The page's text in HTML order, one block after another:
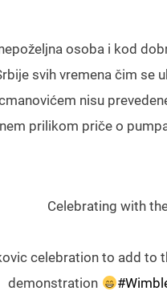
osoba i kod
svih vremena čim se
nisu
prilikom priče o
Celebrating with
celebration to add to
demonstration